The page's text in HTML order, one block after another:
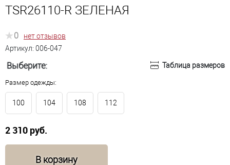
TSR26110-R ЗЕЛЕНАЯ
0
нет отзывов
Артикул: 006-047
Выберите: Таблица размеров
Размер одежды:
100 104 108 112
2 310 руб.
В корзину